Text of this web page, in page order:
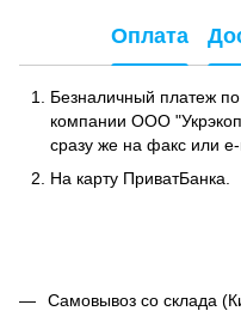
Оплата
Безналичный платеж
компании ООО
сразу же на факс или
На карту ПриватБанка.
Самовывоз со склада